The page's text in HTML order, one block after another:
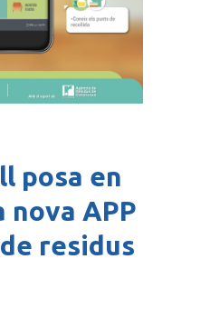
posa en
nova APP
residus